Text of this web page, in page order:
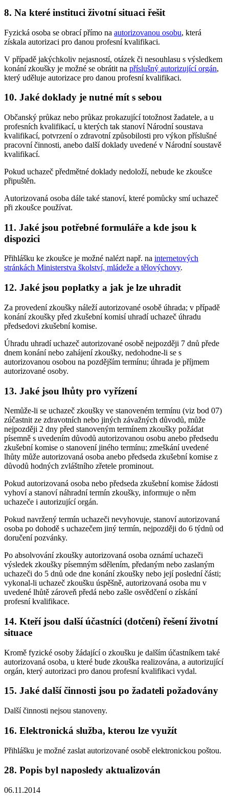
8. Na které instituci životní situaci řešit
Fyzická osoba se obrací přímo na autorizovanou osobu, která
získala autorizaci pro danou profesní kvalifikaci.
V případě jakýchkoliv nejasností, otázek či nesouhlasu s výsledkem
konání zkoušky je možné se obrátit na příslušný autorizující orgán,
který uděluje autorizace pro danou profesní kvalifikaci.
10. Jaké doklady je nutné mít s sebou
Občanský průkaz nebo průkaz prokazující totožnost žadatele, a u
profesních kvalifikací, u kterých tak stanoví Národní soustava
kvalifikací, potvrzení o zdravotní způsobilosti pro výkon příslušné
pracovní činnosti, anebo další doklady uvedené v Národní soustavě
kvalifikací.
Pokud uchazeč předmětné doklady nedoloží, nebude ke zkoušce
připuštěn.
Autorizovaná osoba dále také stanoví, které pomůcky smí uchazeč
při zkoušce používat.
11. Jaké jsou potřebné formuláře a kde jsou k
dispozici
Přihlášku ke zkoušce je možné nalézt např. na internetových
stránkách Ministerstva školství, mládeže a tělovýchovy.
12. Jaké jsou poplatky a jak je lze uhradit
Za provedení zkoušky náleží autorizované osobě úhrada; v případě
konání zkoušky před zkušební komisí uhradí uchazeč úhradu
předsedovi zkušební komise.
Úhradu uhradí uchazeč autorizované osobě nejpozději 7 dnů přede
dnem konání nebo zahájení zkoušky, nedohodne-li se s
autorizovanou osobou na pozdějším termínu; úhrada je příjmem
autorizované osoby.
13. Jaké jsou lhůty pro vyřízení
Nemůže-li se uchazeč zkoušky ve stanoveném termínu (viz bod 07)
zúčastnit ze zdravotních nebo jiných závažných důvodů, může
nejpozději 2 dny před stanoveným termínem zkoušky požádat
písemně s uvedením důvodů autorizovanou osobu anebo předsedu
zkušební komise o stanovení jiného termínu; zmeškání uvedené
lhůty může autorizovaná osoba anebo předseda zkušební komise z
důvodů hodných zvláštního zřetele prominout.
Pokud autorizovaná osoba nebo předseda zkušební komise žádosti
vyhoví a stanoví náhradní termín zkoušky, informuje o něm
uchazeče i autorizující orgán.
Pokud navržený termín uchazeči nevyhovuje, stanoví autorizovaná
osoba po dohodě s uchazečem jiný termín, nejpozději do 6 týdnů od
doručení pozvánky.
Po absolvování zkoušky autorizovaná osoba oznámí uchazeči
výsledek zkoušky písemným sdělením, předaným nebo zaslaným
uchazeči do 5 dnů ode dne konání zkoušky nebo její poslední části;
vykonal-li uchazeč zkoušku úspěšně, autorizovaná osoba mu v
uvedené lhůtě zároveň předá nebo zašle osvědčení o získání
profesní kvalifikace.
14. Kteří jsou další účastníci (dotčení) řešení životní
situace
Kromě fyzické osoby žádající o zkoušku je dalším účastníkem také
autorizovaná osoba, u které bude zkouška realizována, a autorizující
orgán, který autorizaci pro danou profesní kvalifikaci vydal.
15. Jaké další činnosti jsou po žadateli požadovány
Další činnosti nejsou stanoveny.
16. Elektronická služba, kterou lze využít
Přihlášku je možné zaslat autorizované osobě elektronickou poštou.
28. Popis byl naposledy aktualizován
06.11.2014